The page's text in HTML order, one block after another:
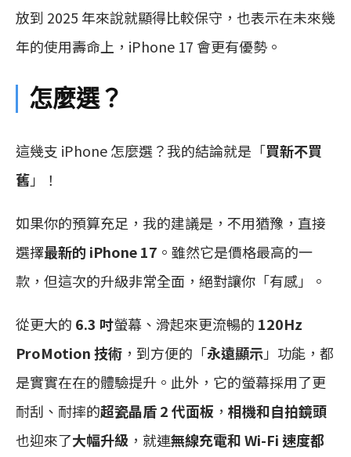
放到 2025 年來說就顯得比較保守，也表示在未來幾
年的使用壽命上，iPhone 17 會更有優勢。
怎麼選？
這幾支 iPhone 怎麼選？我的結論就是「買新不買
舊」！
如果你的預算充足，我的建議是，不用猶豫，直接
選擇最新的 iPhone 17 。雖然它是價格最高的一
款，但這次的升級非常全面，絕對讓你「有感」。
從更大的 6.3 吋螢幕、滑起來更流暢的 120Hz
ProMotion 技術 ，到方便的「永遠顯示」功能，都
是實實在在的體驗提升。此外，它的螢幕採用了更
耐刮、耐摔的超瓷晶盾 2 代面板 ， 相機和自拍鏡頭
也迎來了大幅升級 ，就連無線充電和 Wi-Fi 速度都